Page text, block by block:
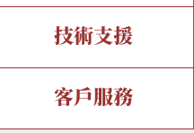
全字庫現況
專有名詞介紹
部件查詢
注音查詢
技術支援
造字解決方案
客戶服務